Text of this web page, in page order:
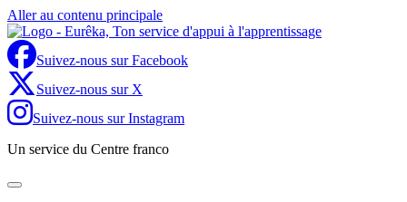
Aller au contenu principale
Suivez-nous sur Facebook
Suivez-nous sur X
Suivez-nous sur Instagram
Un service du Centre franco